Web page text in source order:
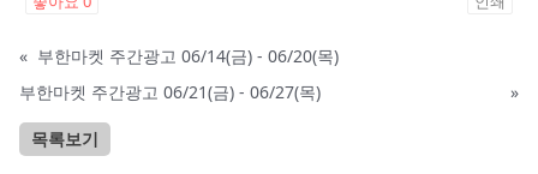
« 부한마켓 주간광고 06/14(금) - 06/20(목)
부한마켓 주간광고 06/21(금) - 06/27(목)
»
목록보기